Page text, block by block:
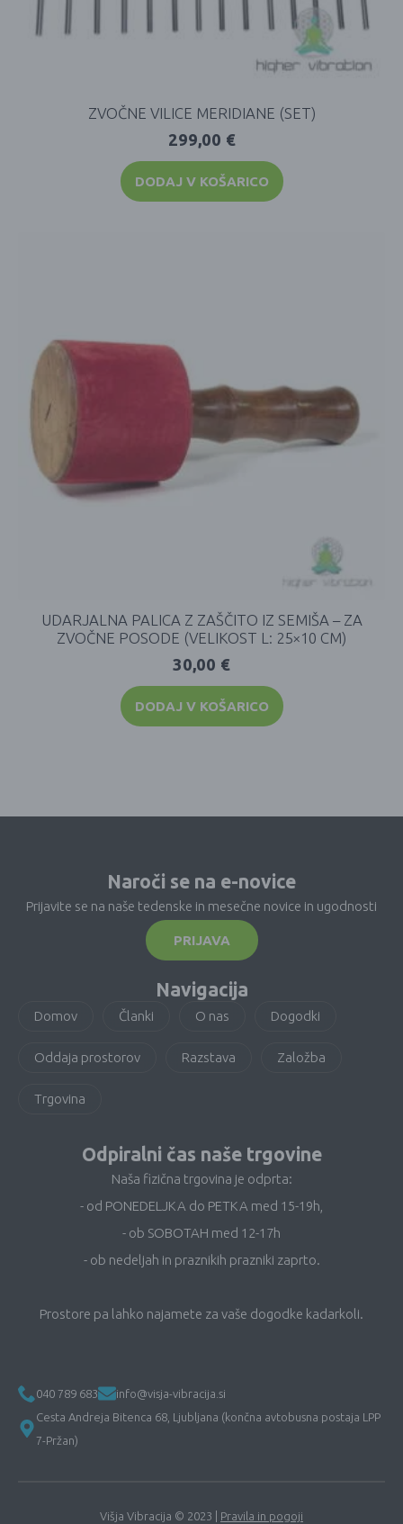
ZVOČNE VILICE MERIDIANE (SET)
299,00 €
DODAJ V KOŠARICO
UDARJALNA PALICA Z ZAŠČITO IZ SEMIŠA – ZA
ZVOČNE POSODE (VELIKOST L: 25×10 CM)
30,00 €
DODAJ V KOŠARICO
Naroči se na e-novice
Prijavite se na naše tedenske in mesečne novice in ugodnosti
PRIJAVA
Navigacija
Domov Članki O nas Dogodki
Oddaja prostorov Razstava Založba
Trgovina
Odpiralni čas naše trgovine
Naša fizična trgovina je odprta:
- od PONEDELJKA do PETKA med 15-19h,
- ob SOBOTAH med 12-17h
- ob nedeljah in praznikih prazniki zaprto.
Prostore pa lahko najamete za vaše dogodke kadarkoli.
040 789 683
info@visja-vibracija.si
Cesta Andreja Bitenca 68, Ljubljana (končna avtobusna postaja LPP
7-Pržan)
Višja Vibracija © 2023 | Pravila in pogoji